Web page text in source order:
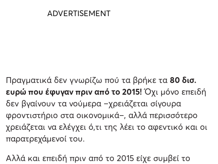
Πραγματικά δεν γνωρίζω πού τα βρήκε τα 80 δισ.
ευρώ που έφυγαν πριν από το 2015!Όχι μόνο επειδή
δεν βγαίνουν τα νούμερα –χρειάζεται σίγουρα
φροντιστήριο στα οικονομικά–, αλλά περισσότερο
χρειάζεται να ελέγχει ό,τι της λέει το αφεντικό και οι
παρατρεχάμενοί του.
Αλλά και επειδή πριν από το 2015 είχε συμβεί το